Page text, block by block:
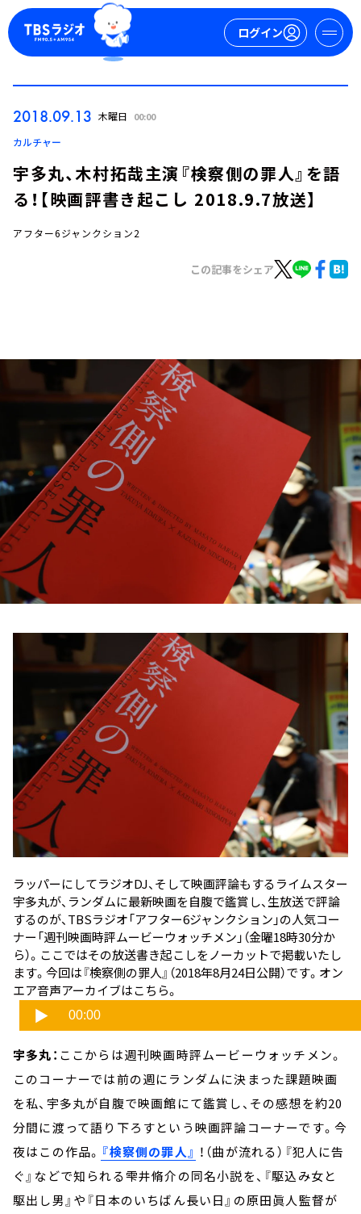
ログイン
イベント・グッズ
YouTube
会社情報
2018.09.13 木曜日 00:00
カルチャー
宇多丸、木村拓哉主演『検察側の罪人』を語
る！【映画評書き起こし 2018.9.7放送】
アフター6ジャンクション2
この記事をシェア
ラッパーにしてラジオDJ、そして映画評論もするライムスター
宇多丸が、ランダムに最新映画を自腹で鑑賞し、生放送で評論
するのが、TBSラジオ「アフター6ジャンクション」の人気コー
ナー「週刊映画時評ムービーウォッチメン」（金曜18時30分か
ら）。ここではその放送書き起こしをノーカットで掲載いたし
ます。今回は『検察側の罪人』 （2018年8月24日公開）です。オン
エア音声アーカイブはこちら。
宇多丸： ここからは週刊映画時評ムービーウォッチメン。
このコーナーでは前の週にランダムに決まった課題映画
を私、宇多丸が自腹で映画館にて鑑賞し、その感想を約20
分間に渡って語り下ろすという映画評論コーナーです。今
夜はこの作品。 『検察側の罪人』 ！（曲が流れる）『犯人に告
ぐ』などで知られる雫井脩介の同名小説を、『駆込み女と
駆出し男』や『日本のいちばん長い日』の原田眞人監督が